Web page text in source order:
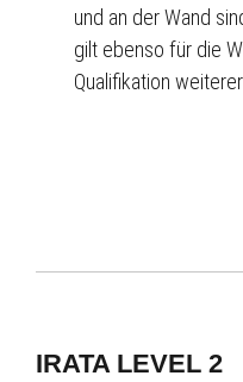
und an der Wand
gilt ebenso für die
Qualifikation
IRATA LEVEL 2